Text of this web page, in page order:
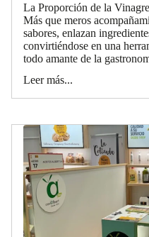
La Proporción de la
Más que meros
sabores, enlazan
convirtiéndose en una
todo amante de la
Leer más...